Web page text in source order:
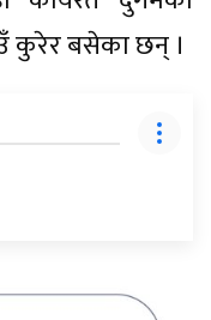
कुरेर बसेका छन् ।